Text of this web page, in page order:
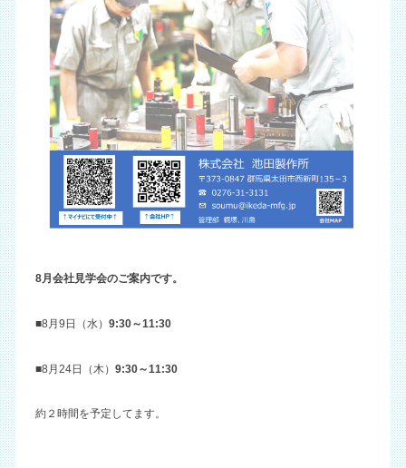
8月会社見学会のご案内です。
■8月9日（水） 9:30～11:30
■8月24日（木） 9:30～11:30
約２時間を予定してます。